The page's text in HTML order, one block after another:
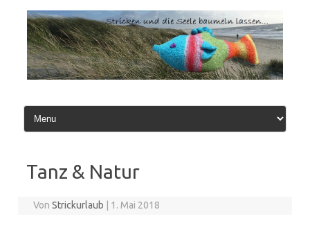
Inhalt
springen
Tanz & Natur
VonStrickurlaub 1. Mai 2018